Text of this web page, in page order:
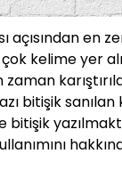
açısından en
kelime yer
zaman
bitişik
bitişik